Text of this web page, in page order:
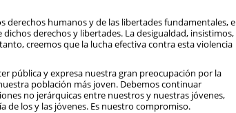
derechos humanos y de las libertades fundamentales, e
derechos y libertades. La desigualdad, insistimos,
creemos que la lucha efectiva contra esta violencia
pública y expresa nuestra gran preocupación por la
población más joven. Debemos continuar
no jerárquicas entre nuestros y nuestras jóvenes,
de los y las jóvenes. Es nuestro compromiso.